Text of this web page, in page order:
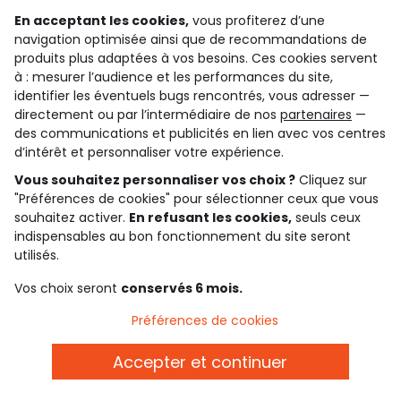
Avec des lunettes de soleil, le combo est idéal.
Attention, il aura peut-être même envie de les porter
en hiver !
La casquette fait tourner les têtes
Les casquettes sont depuis toujours les accessoires
garçon préférés de la cour de récré. Si elles sont
cachent bien rapidement dessous une fois que la
cloche de fin de journée a sonné. Et ça tombe bien, car
elle permet aussi de se protéger du soleil et de
maintenir les cheveux en place. Il en existe de très
comme avec des crocos colorés ou pour raconter son
Le bob : l’accessoire mode des nouvelles
générations
En acceptant les cookies, vous profiterez d’une
navigation optimisée ainsi que de recommandations de
produits plus adaptées à vos besoins. Ces cookies servent
à : mesurer l’audience et les performances du site,
identifier les éventuels bugs rencontrés, vous adresser —
directement ou par l’intermédiaire de nos partenaires —
des communications et publicités en lien avec vos centres
d’intérêt et personnaliser votre expérience.
Vous souhaitez personnaliser vos choix ? Cliquez sur
"Préférences de cookies" pour sélectionner ceux que vous
souhaitez activer. En refusant les cookies, seuls ceux
indispensables au bon fonctionnement du site seront
utilisés.
Vos choix seront conservés 6 mois.
Préférences de cookies
Accepter et continuer